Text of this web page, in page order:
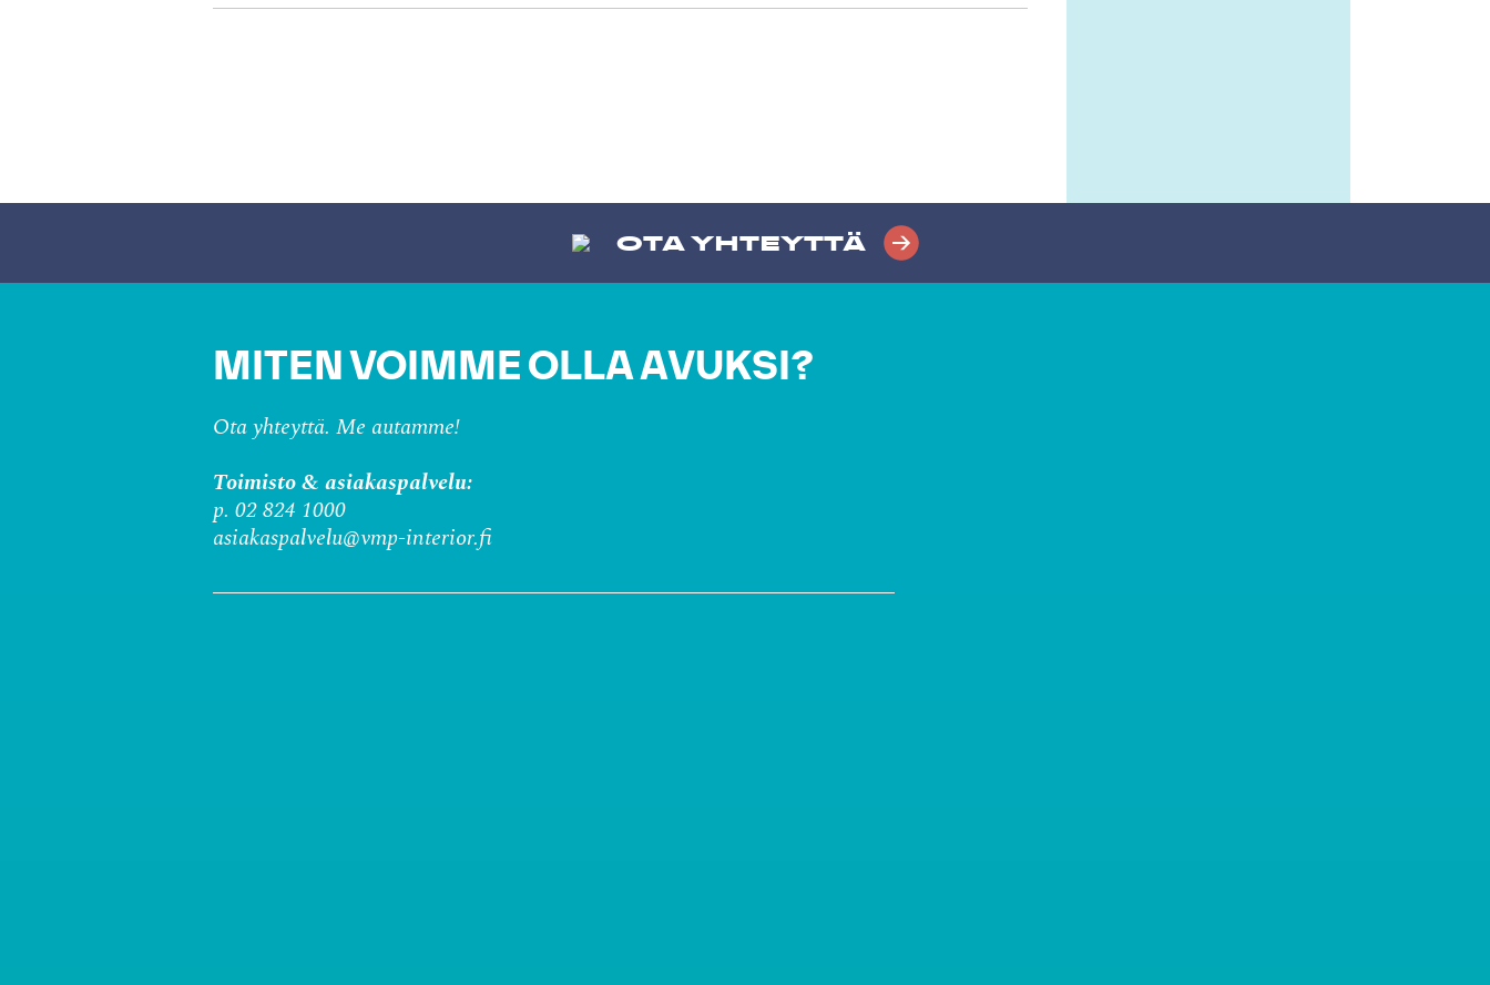
OTA YHTEYTTÄ
MITEN VOIMME OLLA AVUKSI?
Ota yhteyttä. Me autamme!
Toimisto & asiakaspalvelu:
p. 02 824 1000
asiakaspalvelu@vmp-interior.fi